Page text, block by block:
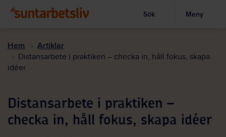
huvudinnehållet
Visa sökruta
Sök Meny
Hem Artiklar
Distansarbete i praktiken – checka in, håll fokus, skapa
idéer
Distansarbete i praktiken –
checka in, håll fokus, skapa idéer